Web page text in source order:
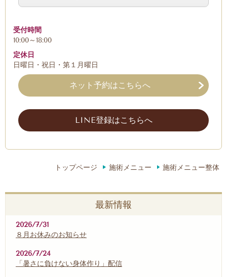
受付時間
10:00～18:00
定休日
日曜日・祝日・第１月曜日
ネット予約はこちらへ
LINE登録はこちらへ
トップページ 施術メニュー 施術メニュー整体
最新情報
2026/7/31
８月お休みのお知らせ
2026/7/24
「暑さに負けない身体作り」配信